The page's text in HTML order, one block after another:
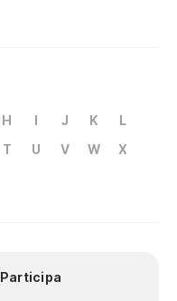
H I J K
L
T U V W
X
Participa